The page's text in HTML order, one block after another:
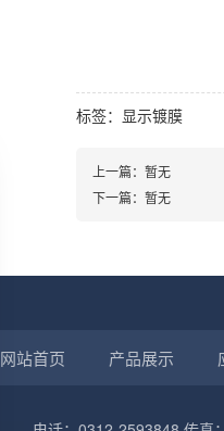
标签： 显示镀膜
上一篇：暂无
下一篇：暂无
网站首页 产品展示